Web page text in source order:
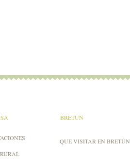
BRETÚN
QUE VISITAR EN BRETÚN